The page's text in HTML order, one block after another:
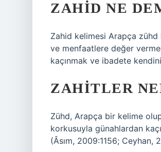
ZAHID NE
Zahid kelimesi Arapça
ve menfaatlere değer
kaçınmak ve ibadete
ZAHITLER
Zühd, Arapça bir kelime
korkusuyla günahlardan
(Âsım, 2009:1156; Ceyhan,